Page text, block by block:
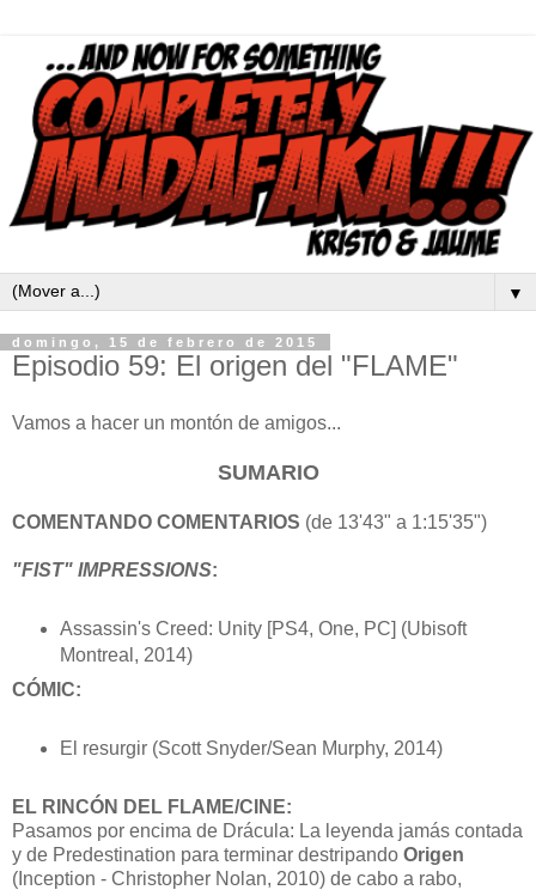
▼
domingo, 15 de febrero de 2015
Episodio 59: El origen del "FLAME"
Vamos a hacer un montón de amigos...
SUMARIO
COMENTANDO COMENTARIOS (de 13'43" a 1:15'35")
"FIST" IMPRESSIONS:
Assassin's Creed: Unity [PS4, One, PC] (Ubisoft
Montreal, 2014)
CÓMIC:
El resurgir (Scott Snyder/Sean Murphy, 2014)
EL RINCÓN DEL FLAME/CINE:
Pasamos por encima de Drácula: La leyenda jamás contada
y de Predestination para terminar destripando Origen
(Inception - Christopher Nolan, 2010) de cabo a rabo,